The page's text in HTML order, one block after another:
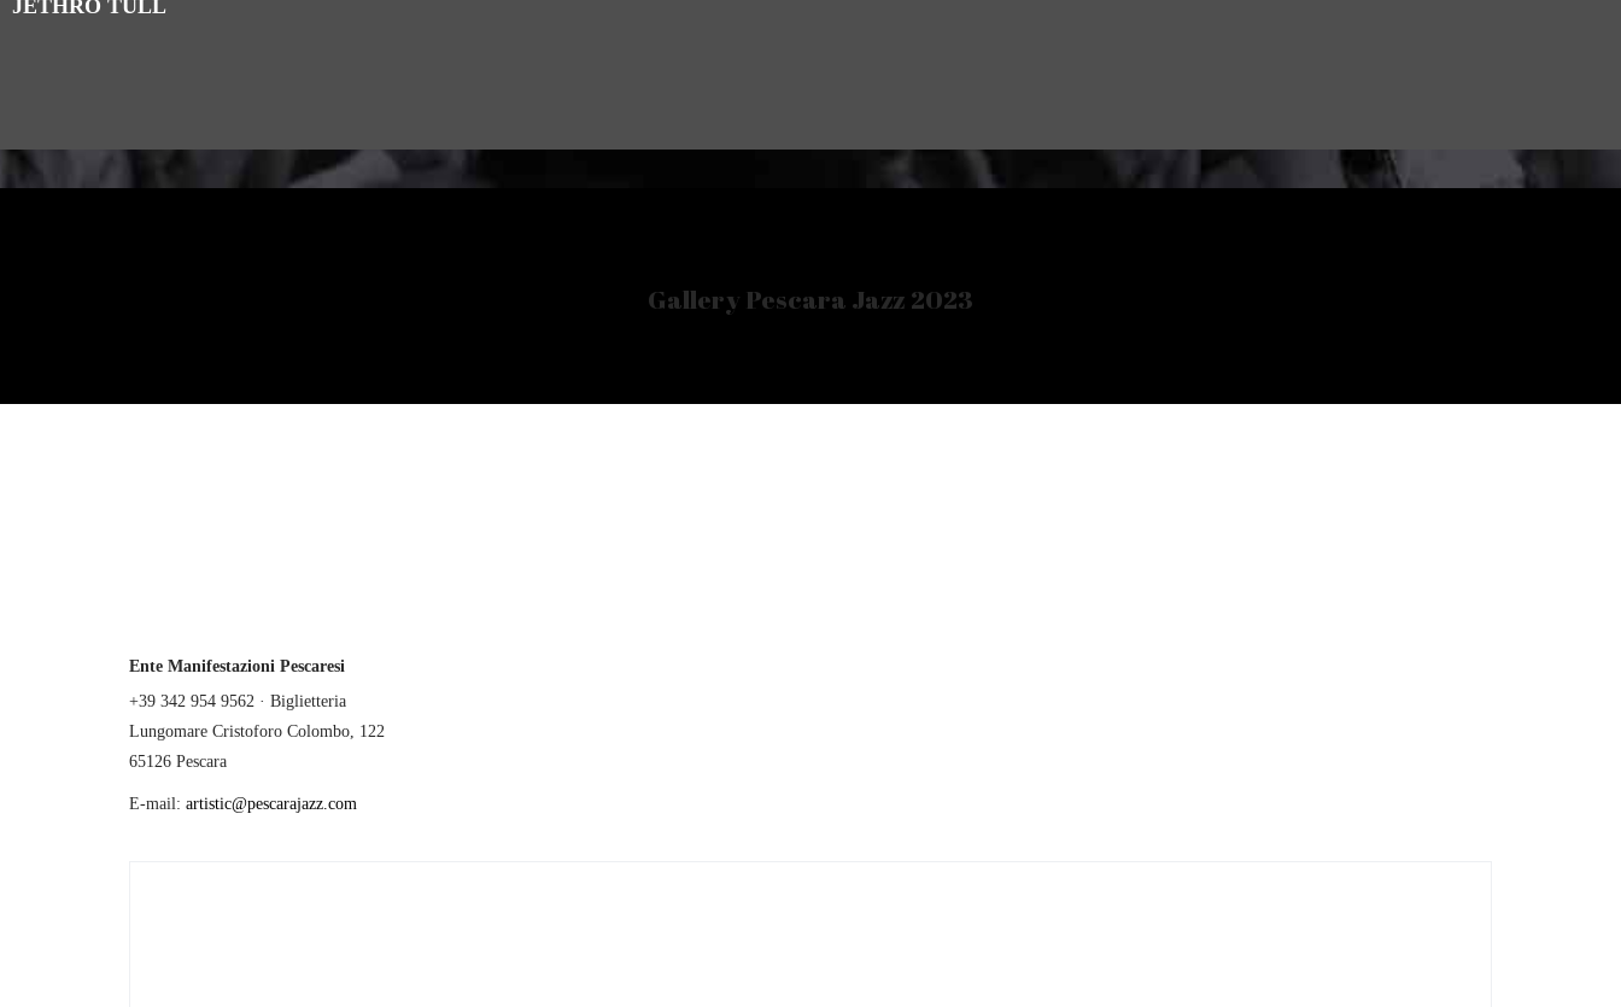
JETHRO TULL
Gallery Pescara Jazz 2023
Ente Manifestazioni Pescaresi
+39 342 954 9562 · Biglietteria
Lungomare Cristoforo Colombo, 122
65126 Pescara
E-mail: artistic@pescarajazz.com